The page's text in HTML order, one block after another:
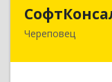
Череповец